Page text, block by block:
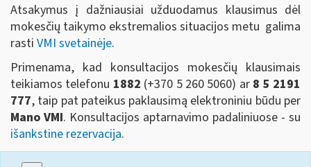
Atsakymus į dažniausiai užduodamus klausimus dėl
mokesčių taikymo ekstremalios situacijos metu galima
rasti VMI svetainėje.
Primenama, kad konsultacijos mokesčių klausimais
teikiamos telefonu 1882 (+370 5 260 5060) ar 8 5 2191
777, taip pat pateikus paklausimą elektroniniu būdu per
Mano VMI. Konsultacijos aptarnavimo padaliniuose - su
išankstine rezervacija.